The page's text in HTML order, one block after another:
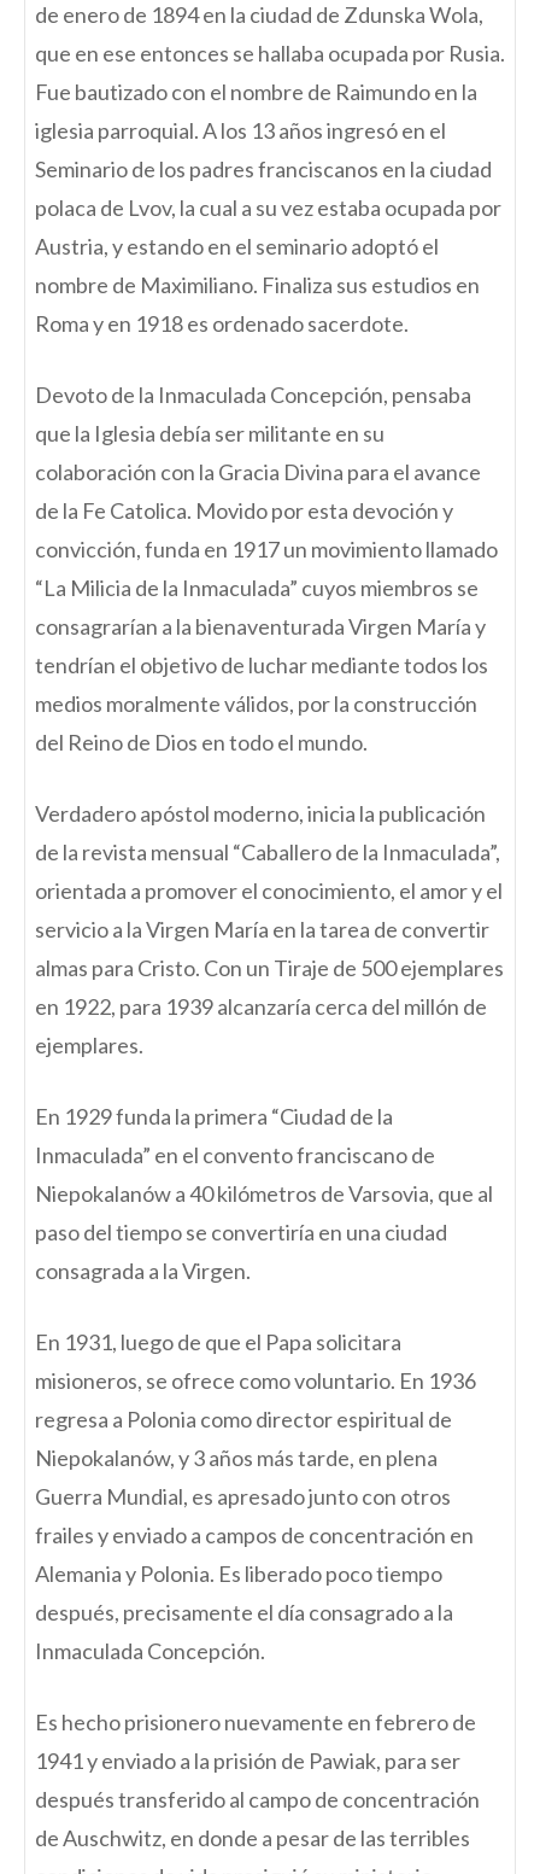
de enero de 1894 en la ciudad de Zdunska Wola,
que en ese entonces se hallaba ocupada por Rusia.
Fue bautizado con el nombre de Raimundo en la
iglesia parroquial. A los 13 años ingresó en el
Seminario de los padres franciscanos en la ciudad
polaca de Lvov, la cual a su vez estaba ocupada por
Austria, y estando en el seminario adoptó el
nombre de Maximiliano. Finaliza sus estudios en
Roma y en 1918 es ordenado sacerdote.
Devoto de la Inmaculada Concepción, pensaba
que la Iglesia debía ser militante en su
colaboración con la Gracia Divina para el avance
de la Fe Catolica. Movido por esta devoción y
convicción, funda en 1917 un movimiento llamado
“La Milicia de la Inmaculada” cuyos miembros se
consagrarían a la bienaventurada Virgen María y
tendrían el objetivo de luchar mediante todos los
medios moralmente válidos, por la construcción
del Reino de Dios en todo el mundo.
Verdadero apóstol moderno, inicia la publicación
de la revista mensual “Caballero de la Inmaculada”,
orientada a promover el conocimiento, el amor y el
servicio a la Virgen María en la tarea de convertir
almas para Cristo. Con un Tiraje de 500 ejemplares
en 1922, para 1939 alcanzaría cerca del millón de
ejemplares.
En 1929 funda la primera “Ciudad de la
Inmaculada” en el convento franciscano de
Niepokalanów a 40 kilómetros de Varsovia, que al
paso del tiempo se convertiría en una ciudad
consagrada a la Virgen.
En 1931, luego de que el Papa solicitara
misioneros, se ofrece como voluntario. En 1936
regresa a Polonia como director espiritual de
Niepokalanów, y 3 años más tarde, en plena
Guerra Mundial, es apresado junto con otros
frailes y enviado a campos de concentración en
Alemania y Polonia. Es liberado poco tiempo
después, precisamente el día consagrado a la
Inmaculada Concepción.
Es hecho prisionero nuevamente en febrero de
1941 y enviado a la prisión de Pawiak, para ser
después transferido al campo de concentración
de Auschwitz, en donde a pesar de las terribles